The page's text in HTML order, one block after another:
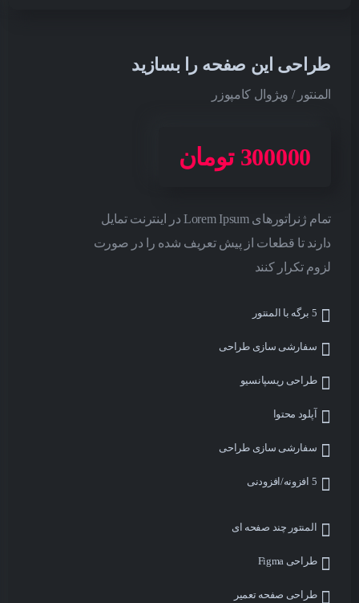
طراحی این صفحه را بسازید
المنتور / ویژوال کامپوزر
300000 تومان
تمام ژنراتورهای Lorem Ipsum در اینترنت تمایل
دارند تا قطعات از پیش تعریف شده را در صورت
لزوم تکرار کنند
5 برگه با المنتور
سفارشی سازی طراحی
طراحی ریسپانسیو
آپلود محتوا
سفارشی سازی طراحی
5 افزونه/افزودنی
المنتور چند صفحه ای
طراحی Figma
طراحی صفحه تعمیر